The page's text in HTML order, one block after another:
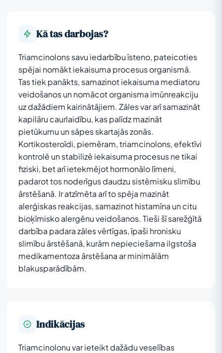
Kā tas darbojas?
Triamcinolons savu iedarbību īsteno, pateicoties
spējai nomākt iekaisuma procesus organismā.
Tas tiek panākts, samazinot iekaisuma mediatoru
veidošanos un nomācot organisma imūnreakciju
uz dažādiem kairinātājiem. Zāles var arī samazināt
kapilāru caurlaidību, kas palīdz mazināt
pietūkumu un sāpes skartajās zonās.
Kortikosteroīdi, piemēram, triamcinolons, efektīvi
kontrolē un stabilizē iekaisuma procesus ne tikai
fiziski, bet arī ietekmējot hormonālo līmeni,
padarot tos noderīgus daudzu sistēmisku slimību
ārstēšanā. Ir atzīmēta arī to spēja mazināt
alerģiskas reakcijas, samazinot histamīna un citu
bioķīmisko alergēnu veidošanos. Tieši šī sarežģītā
darbība padara zāles vērtīgas, īpaši hronisku
slimību ārstēšanā, kurām nepieciešama ilgstoša
medikamentoza ārstēšana ar minimālām
blakusparādībām.
Indikācijas
Triamcinolonu var ieteikt dažādu veselības